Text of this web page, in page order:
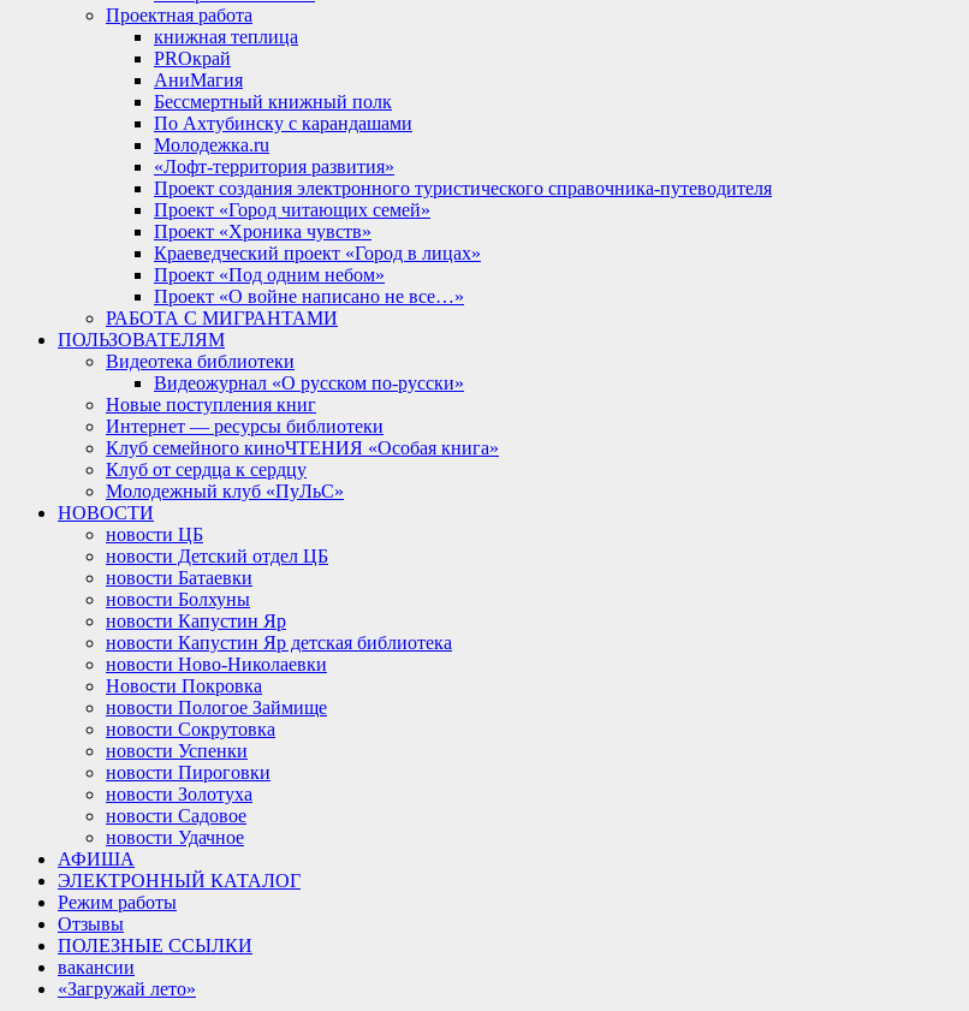
Проектная работа
книжная теплица
PROкрай
АниМагия
Бессмертный книжный полк
По Ахтубинску с карандашами
Молодежка.ru
«Лофт-территория развития»
Проект создания электронного туристического справочника-путеводителя
Проект «Город читающих семей»
Проект «Хроника чувств»
Краеведческий проект «Город в лицах»
Проект «Под одним небом»
Проект «О войне написано не все…»
РАБОТА С МИГРАНТАМИ
ПОЛЬЗОВАТЕЛЯМ
Видеотека библиотеки
Видеожурнал «О русском по-русски»
Новые поступления книг
Интернет — ресурсы библиотеки
Клуб семейного киноЧТЕНИЯ «Особая книга»
Клуб от сердца к сердцу
Молодежный клуб «ПуЛьС»
НОВОСТИ
новости ЦБ
новости Детский отдел ЦБ
новости Батаевки
новости Болхуны
новости Капустин Яр
новости Капустин Яр детская библиотека
новости Ново-Николаевки
Новости Покровка
новости Пологое Займище
новости Сокрутовка
новости Успенки
новости Пироговки
новости Золотуха
новости Садовое
новости Удачное
АФИША
ЭЛЕКТРОННЫЙ КАТАЛОГ
Режим работы
Отзывы
ПОЛЕЗНЫЕ ССЫЛКИ
вакансии
«Загружай лето»